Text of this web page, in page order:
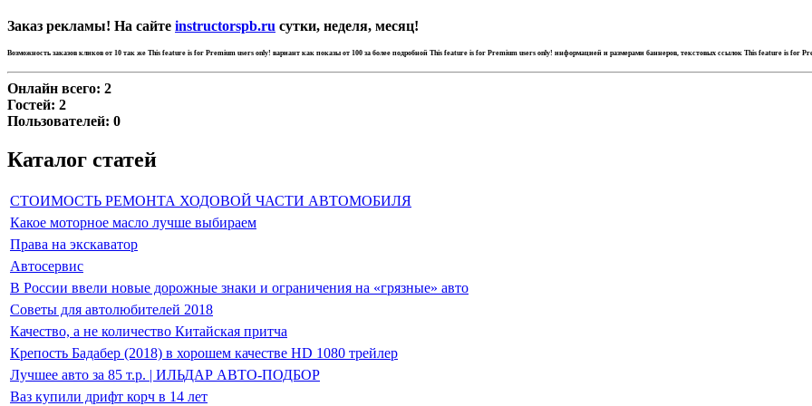
Заказ рекламы! На сайте instructorspb.ru сутки, неделя, месяц!
Возможность заказов кликов от 10 так же This feature is for Premium users only! вариант как показы от 100 за более подробной This feature is for Premium users only! информацией и размерами баннеров, текстовых ссылок This feature is for
Онлайн всего: 2
Гостей: 2
Пользователей: 0
Каталог статей
СТОИМОСТЬ РЕМОНТА ХОДОВОЙ ЧАСТИ АВТОМОБИЛЯ
Какое моторное масло лучше выбираем
Права на экскаватор
Автосервис
В России ввели новые дорожные знаки и ограничения на «грязные» авто
Советы для автолюбителей 2018
Качество, а не количество Китайская притча
Крепость Бадабер (2018) в хорошем качестве HD 1080 трейлер
Лучшее авто за 85 т.р. | ИЛЬДАР АВТО-ПОДБОР
Ваз купили дрифт корч в 14 лет